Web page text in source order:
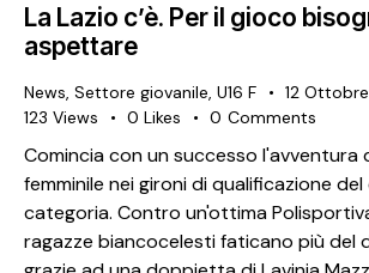
La Lazio c’è. Per il gioco
aspettare
News, Settore giovanile, U16 F
12
123 Views 0 Likes 0 Comments
Comincia con un successo l'avventura
femminile nei gironi di qualificazione
categoria. Contro un'ottima
ragazze biancocelesti faticano più del